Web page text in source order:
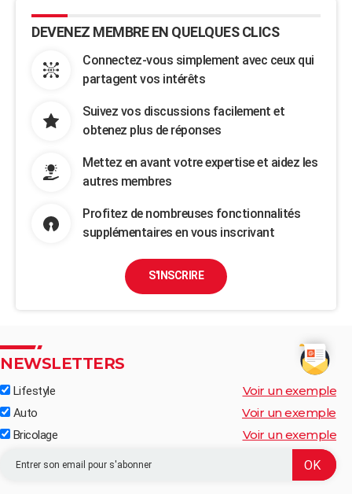
DEVENEZ MEMBRE EN QUELQUES CLICS
Connectez-vous simplement avec ceux qui
partagent vos intérêts
Suivez vos discussions facilement et
obtenez plus de réponses
Mettez en avant votre expertise et aidez les
autres membres
Profitez de nombreuses fonctionnalités
supplémentaires en vous inscrivant
S'INSCRIRE
NEWSLETTERS
Lifestyle Voir un exemple
Auto Voir un exemple
Bricolage Voir un exemple